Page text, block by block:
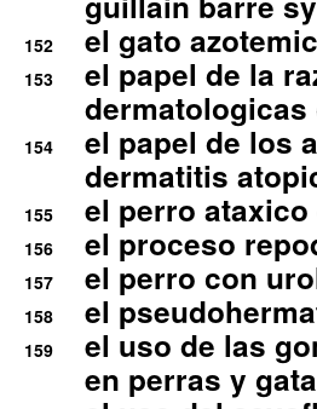
152 el gato
153
el papel de la
dermatologicas
154
el papel de los
dermatitis
155 el perro
156 el proceso
157 el perro con
158 el
159
el uso de las
en perras y